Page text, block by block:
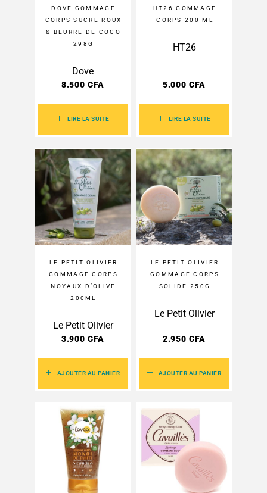
LIRE LA SUITE
DOVE GOMMAGE
CORPS SUCRE ROUX
& BEURRE DE COCO
298G
Dove
8.500 CFA
LIRE LA SUITE
HT26 GOMMAGE
CORPS 200 ML
HT26
5.000 CFA
AJOUTER AU PANIER
LE PETIT OLIVIER
GOMMAGE CORPS
NOYAUX D’OLIVE
200ML
Le Petit Olivier
3.900 CFA
AJOUTER AU PANIER
LE PETIT OLIVIER
GOMMAGE CORPS
SOLIDE 250G
Le Petit Olivier
2.950 CFA